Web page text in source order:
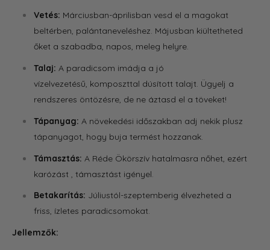
Vetés: Márciusban-áprilisban vesd el a magokat
beltérben, palántaneveléshez. Májusban kiültetheted
őket a szabadba, napos, meleg helyre.
Talaj: A paradicsom imádja a jó
vízelvezetésű, komposzttal dúsított talajt. Ügyelj a
rendszeres öntözésre, de ne áztasd el a töveket!
Tápanyag: A növekedési időszakban adj nekik plusz
tápanyagot, hogy buja termést hozzanak.
Támasztás: A Réde Ökörszív hatalmasra nőhet, ezért
karózást , támasztást igényel.
Betakarítás: Júliustól-szeptemberig élvezheted a
friss, ízletes paradicsomokat.
Jellemzők: